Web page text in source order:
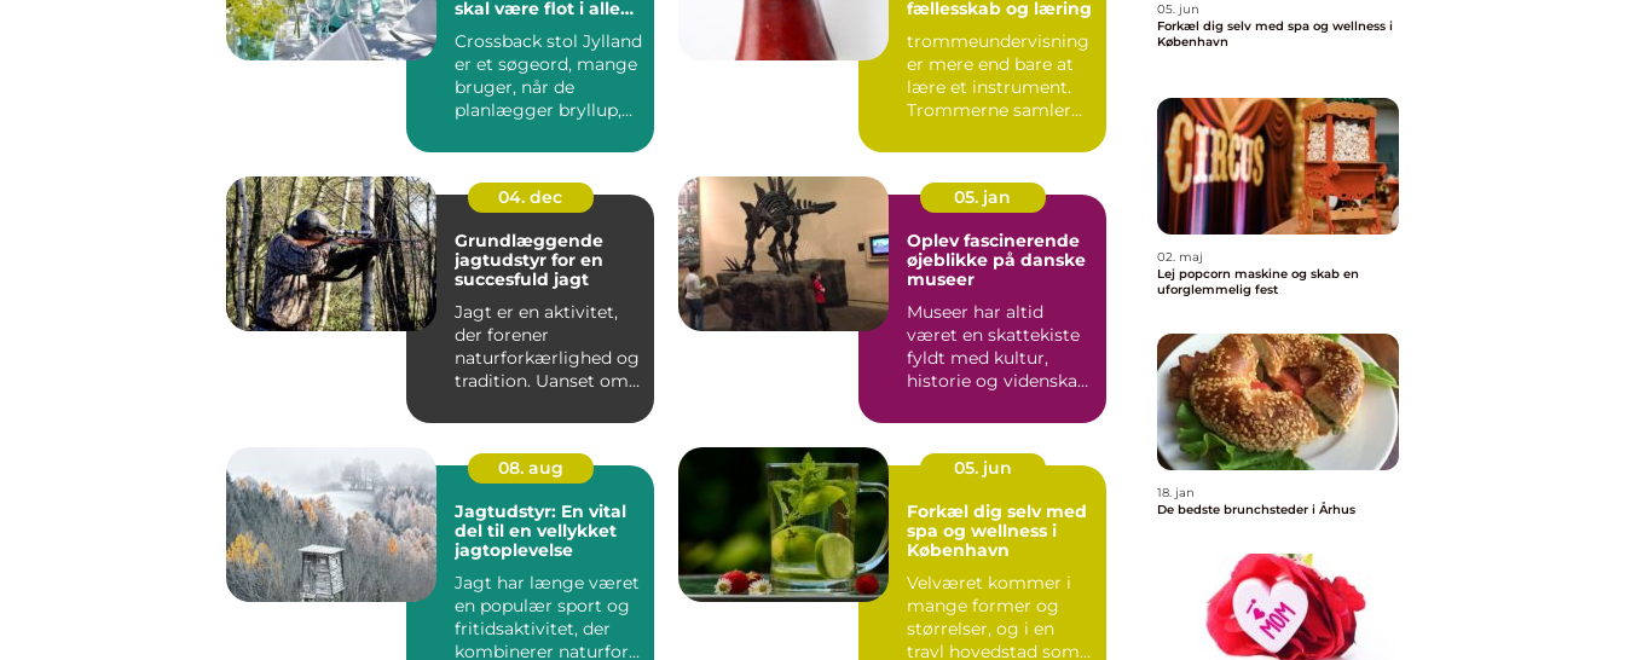
skal være flot i alle
Crossback stol Jylland
er et søgeord, mange
bruger, når de
planlægger bryllup,
fællesskab og læring
trommeundervisning
er mere end bare at
lære et instrument.
Trommerne samler
energi...
04. dec
Grundlæggende
jagtudstyr for en
succesfuld jagt
Jagt er en aktivitet,
der forener
naturforkærlighed og
tradition. Uanset om
05. jan
Oplev fascinerende
øjeblikke på danske
museer
Museer har altid
været en skattekiste
fyldt med kultur,
historie og videnskab,
08. aug
Jagtudstyr: En vital
del til en vellykket
jagtoplevelse
Jagt har længe været
en populær sport og
fritidsaktivitet, der
kombinerer naturfor...
05. jun
Forkæl dig selv med
spa og wellness i
København
Velværet kommer i
mange former og
størrelser, og i en
travl hovedstad som
05. jun
Forkæl dig selv med spa og wellness i
København
02. maj
Lej popcorn maskine og skab en
uforglemmelig fest
18. jan
De bedste brunchsteder i Århus